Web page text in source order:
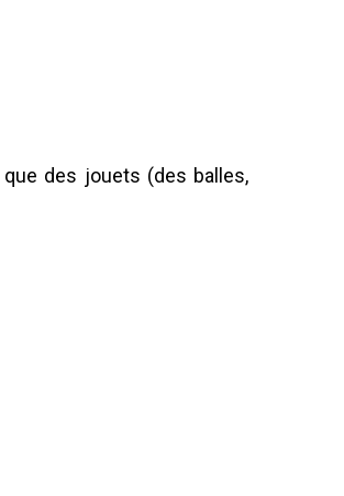
des jouets (des balles,